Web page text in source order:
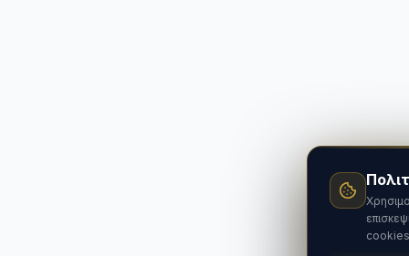
cookies